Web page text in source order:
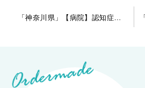
ゲ
「神奈川県」【病院】認知症や統合失調症などの患者様メインの慢性期の病院です。内科常勤医も在籍しておりますのでフォロー体制も◎